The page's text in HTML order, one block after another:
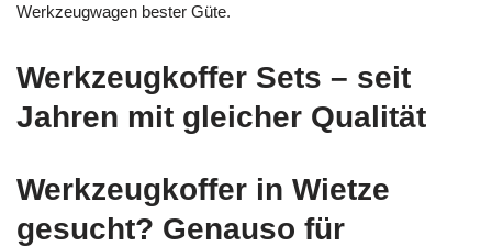
Werkzeugwagen bester Güte.
Werkzeugkoffer Sets – seit
Jahren mit gleicher Qualität
Werkzeugkoffer in Wietze
gesucht? Genauso für